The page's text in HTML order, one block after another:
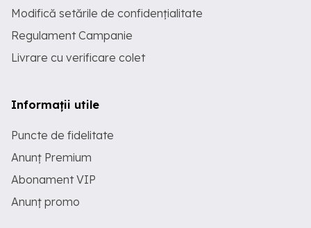
Modifică setările de confidențialitate
Regulament Campanie
Livrare cu verificare colet
Informații utile
Puncte de fidelitate
Anunț Premium
Abonament VIP
Anunț promo